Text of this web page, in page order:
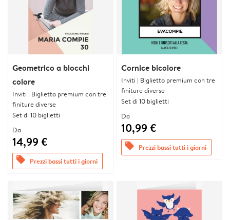
Geometrico a blocchi
colore
Inviti | Biglietto premium con tre
finiture diverse
Set di 10 biglietti
Da
14,99 €
offers Prezzi bassi tutti i giorni
Cornice bicolore
Inviti | Biglietto premium con tre
finiture diverse
Set di 10 biglietti
Da
10,99 €
offers Prezzi bassi tutti i giorni